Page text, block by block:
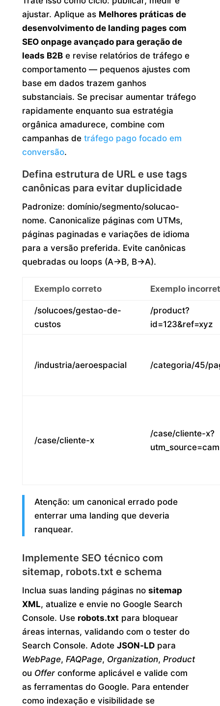
ajustar. Aplique as Melhores práticas de
desenvolvimento de landing pages com
SEO onpage avançado para geração de
leads B2Be revise relatórios de tráfego e
comportamento — pequenos ajustes com
base em dados trazem ganhos
substanciais. Se precisar aumentar tráfego
rapidamente enquanto sua estratégia
orgânica amadurece, combine com
campanhas de tráfego pago focado em
conversão.
Defina estrutura de URL e use tags
canônicas para evitar duplicidade
Padronize: domínio/segmento/solucao-
nome. Canonicalize páginas com UTMs,
páginas paginadas e variações de idioma
para a versão preferida. Evite canônicas
quebradas ou loops (A→B, B→A).
Exemplo correto Exemplo
/solucoes/gestao-de-
custos
/product?
id=123&ref=xyz
/industria/aeroespacial /categoria/45/
/case/cliente-x
/case/cliente-x?
Atenção: um canonical errado pode
enterrar uma landing que deveria
ranquear.
Implemente SEO técnico com
sitemap, robots.txt e schema
Inclua suas landing páginas no sitemap
XML, atualize e envie no Google Search
Console. Use robots.txt para bloquear
áreas internas, validando com o tester do
Search Console. Adote JSON‑LDpara
WebPage, FAQPage, Organization, Product
ou Offerconforme aplicável e valide com
as ferramentas do Google. Para entender
como indexação e visibilidade se